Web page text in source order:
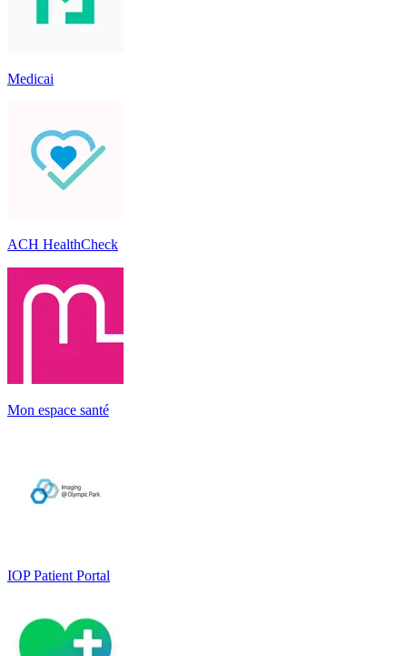
Medicai
ACH HealthCheck
Mon espace santé
IOP Patient Portal